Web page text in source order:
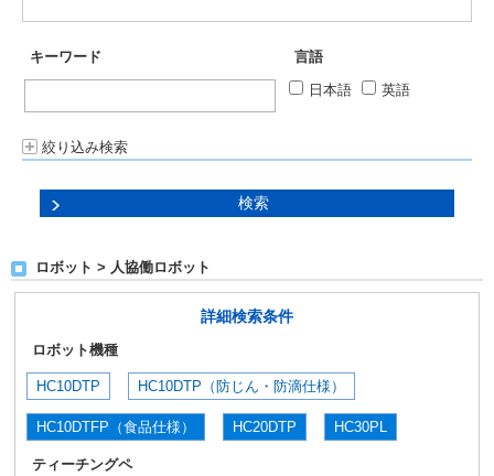
キーワード
言語
日本語
英語
絞り込み検索
ロボット > 人協働ロボット
詳細検索条件
ロボット機種
HC10DTP HC10DTP（防じん・防滴仕様）
HC10DTFP（食品仕様） HC20DTP HC30PL
ティーチングペ